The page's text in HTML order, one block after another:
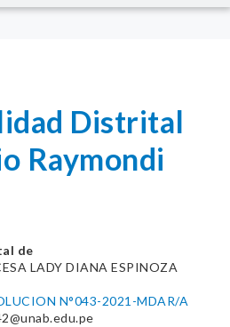
Distrital
Raymondi
de
LADY DIANA ESPINOZA
N°043-2021-MDAR/A